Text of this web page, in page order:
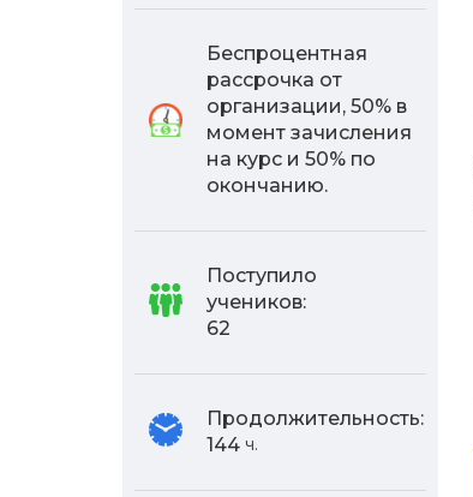
Беспроцентная
рассрочка от
организации, 50% в
момент зачисления
на курс и 50% по
окончанию.
Поступило
учеников:
62
Продолжительность:
144 ч.